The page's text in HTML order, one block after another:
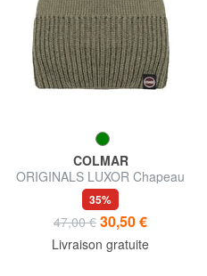
COLMAR
ORIGINALS LUXOR Chapeau
35%
47,00 € 30,50 €
Livraison gratuite